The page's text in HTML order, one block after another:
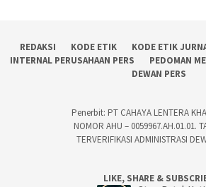
REDAKSI KODE ETIK KODE ETIK
INTERNAL PERUSAHAAN PERS
PEDOMAN
DEWAN PERS
Penerbit: PT CAHAYA LENTERA
NOMOR AHU – 0059967.AH.01.01.
TERVERIFIKASI ADMINISTRASI
LIKE, SHARE &